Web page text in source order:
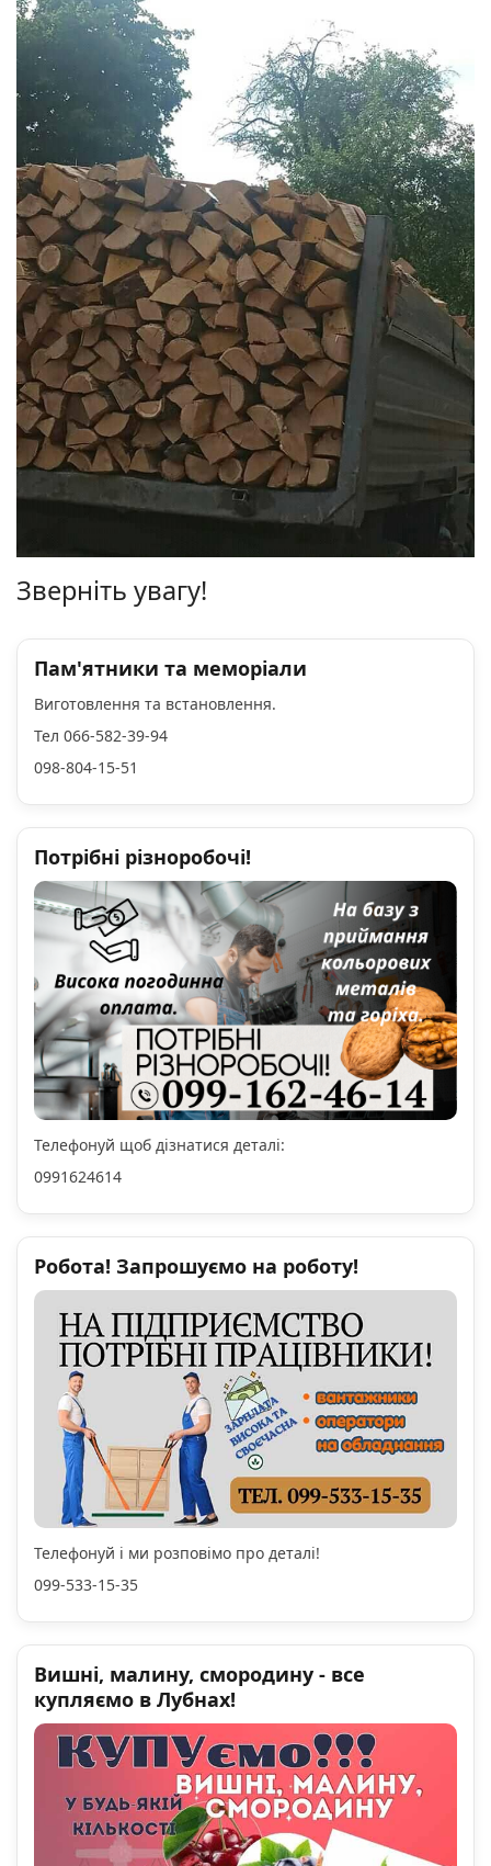
Зверніть увагу!
Пам'ятники та меморіали
Виготовлення та встановлення.
Тел 066-582-39-94
098-804-15-51
Потрібні різноробочі!
Телефонуй щоб дізнатися деталі:
0991624614
Робота! Запрошуємо на роботу!
Телефонуй і ми розповімо про деталі!
099-533-15-35
Вишні, малину, смородину - все
купляємо в Лубнах!